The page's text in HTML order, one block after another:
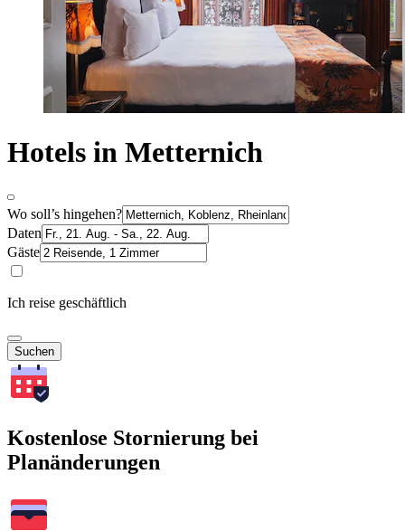
Hotels in Metternich
Wo soll’s hingehen?
Daten
Gäste
Ich reise geschäftlich
Suchen
Kostenlose Stornierung bei
Planänderungen